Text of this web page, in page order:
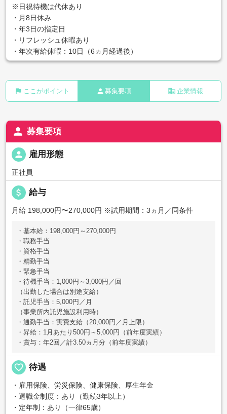
※日祝待機は代休あり
・月8日休み
・年3日の指定日
・リフレッシュ休暇あり
・年次有給休暇：10日（6ヵ月経過後）
flag ここがポイント person 募集要項 business 企業情報
person 募集要項
person 雇用形態
正社員
attach_money 給与
月給 198,000円〜270,000円 ※試用期間：3ヵ月／同条件
・基本給：198,000円～270,000円
・職務手当
・資格手当
・精勤手当
・緊急手当
・待機手当：1,000円～3,000円／回
（出勤した場合は別途支給）
・託児手当：5,000円／月
（事業所内託児施設利用時）
・通勤手当：実費支給（20,000円／月上限）
・昇給：1月あたり500円～5,000円（前年度実績）
・賞与：年2回／計3.50ヵ月分（前年度実績）
favorite_border 待遇
・雇用保険、労災保険、健康保険、厚生年金
・退職金制度：あり（勤続3年以上）
・定年制：あり（一律65歳）